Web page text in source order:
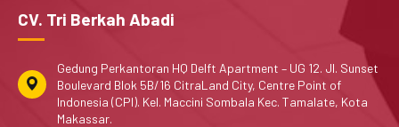
CV. Tri Berkah Abadi
Gedung Perkantoran HQ Delft Apartment – UG 12. Jl. Sunset
Boulevard Blok 5B/16 CitraLand City, Centre Point of
Indonesia (CPI). Kel. Maccini Sombala Kec. Tamalate, Kota
Makassar.